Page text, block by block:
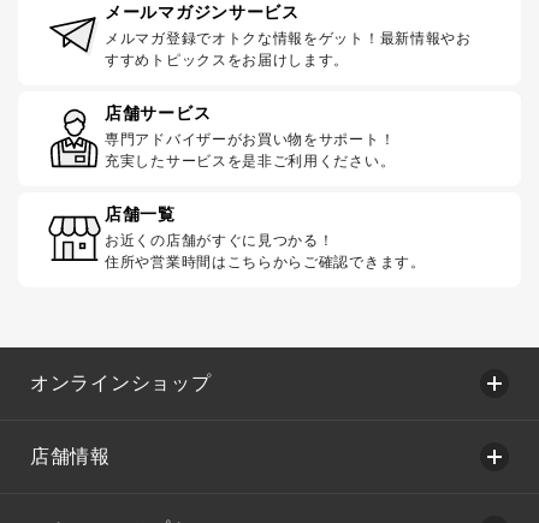
メールマガジンサービス
メルマガ登録でオトクな情報をゲット！最新情報やお
すすめトピックスをお届けします。
店舗サービス
専門アドバイザーがお買い物をサポート！
充実したサービスを是非ご利用ください。
店舗一覧
お近くの店舗がすぐに見つかる！
住所や営業時間はこちらからご確認できます。
オンラインショップ
店舗情報